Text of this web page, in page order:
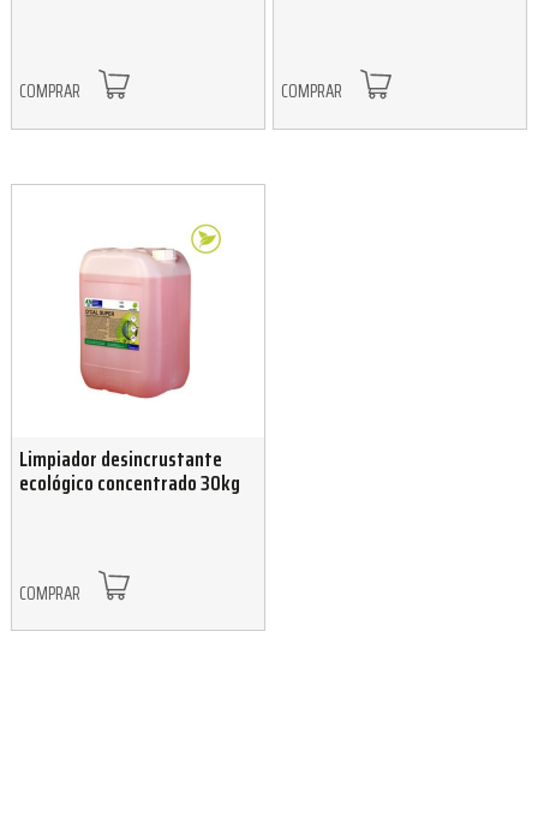
COMPRAR COMPRAR
Limpiador desincrustante
ecológico concentrado 30kg
COMPRAR